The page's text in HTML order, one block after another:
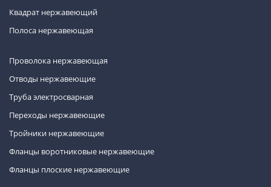
Квадрат нержавеющий
Полоса нержавеющая
Проволока нержавеющая
Отводы нержавеющие
Труба электросварная
Переходы нержавеющие
Тройники нержавеющие
Фланцы воротниковые нержавеющие
Фланцы плоские нержавеющие